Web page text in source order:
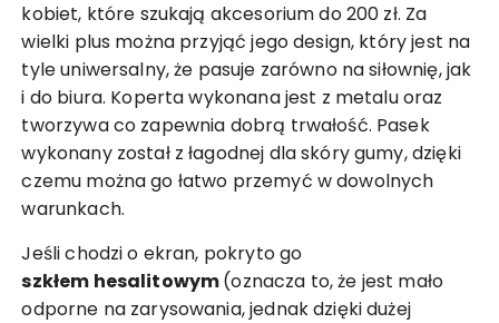
kobiet, które szukają akcesorium do 200 zł. Za
wielki plus można przyjąć jego design, który jest na
tyle uniwersalny, że pasuje zarówno na siłownię, jak
i do biura. Koperta wykonana jest z metalu oraz
tworzywa co zapewnia dobrą trwałość. Pasek
wykonany został z łagodnej dla skóry gumy, dzięki
czemu można go łatwo przemyć w dowolnych
warunkach.
Jeśli chodzi o ekran, pokryto go
szkłem hesalitowym(oznacza to, że jest mało
odporne na zarysowania, jednak dzięki dużej